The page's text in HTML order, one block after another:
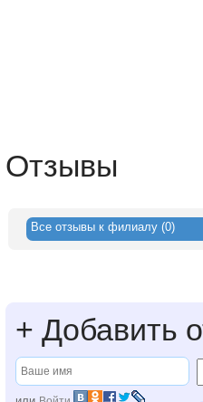
Отзывы
Все отзывы к филиалу (0)
+ Добавить